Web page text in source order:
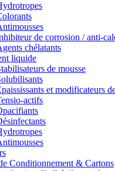
de corrosion / anti-
chélatants
liquide
de mousse
et modificateurs
actifs
Conditionnement & Cartons